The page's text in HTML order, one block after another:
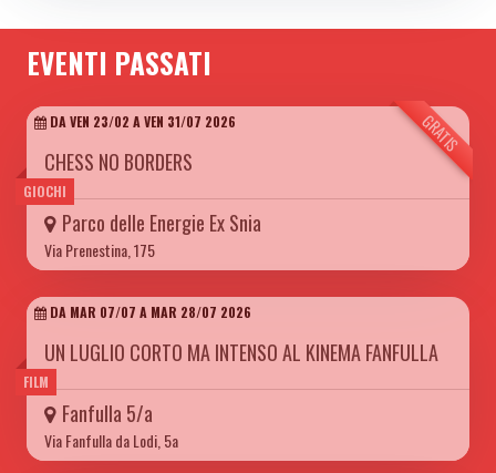
EVENTI PASSATI
GIOCHI
GRATIS
DA VEN 23/02 A VEN 31/07 2026
CHESS NO BORDERS
Parco delle Energie Ex Snia
Via Prenestina, 175
FILM
DA MAR 07/07 A MAR 28/07 2026
UN LUGLIO CORTO MA INTENSO AL KINEMA FANFULLA
Fanfulla 5/a
Via Fanfulla da Lodi, 5a